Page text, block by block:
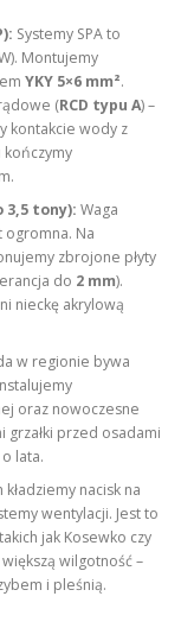
Systemy SPA to
Montujemy
YKY 5×6 mm².
(RCD typu A) –
kontakcie wody z
3,5 tony): Waga
ogromna. Na
zbrojone płyty
do 2 mm).
nieckę akrylową
w regionie bywa
oraz nowoczesne
grzałki przed osadami
lata.
kładziemy nacisk na
wentylacji. Jest to
jak Kosewko czy
wilgotność –
i pleśnią.